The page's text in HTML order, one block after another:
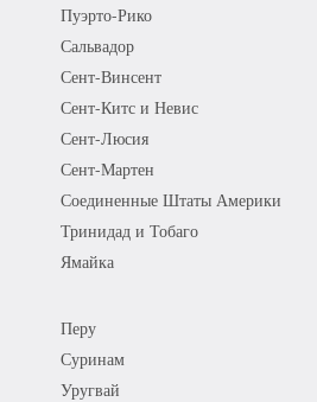
Пуэрто-Рико
Сальвадор
Сент-Винсент
Сент-Китс и Невис
Сент-Люсия
Сент-Мартен
Соединенные Штаты Америки
Тринидад и Тобаго
Ямайка
Перу
Суринам
Уругвай